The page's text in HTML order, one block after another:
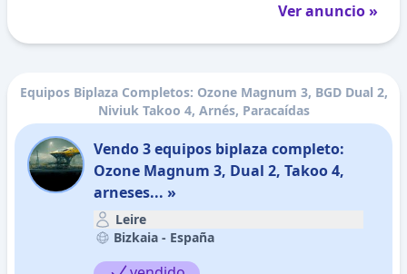
Ver anuncio »
Equipos Biplaza Completos: Ozone Magnum 3, BGD Dual 2,
Niviuk Takoo 4, Arnés, Paracaídas
Vendo 3 equipos biplaza completo:
Ozone Magnum 3, Dual 2, Takoo 4,
arneses... »
Leire
Bizkaia - España